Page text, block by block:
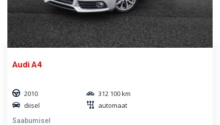
Audi A4
2010
312 100 km
diisel
automaat
Saabumisel